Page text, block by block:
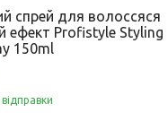
спрей для волоссяся
ефект Profistyle Styling
150ml